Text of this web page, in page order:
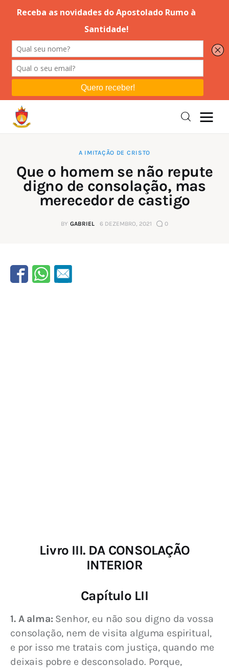
Editorial
Orações
Instruções
Espiritualidade
Catolicismo
Sobre
A IMITAÇÃO DE CRISTO
Que o homem se não repute
digno de consolação, mas
merecedor de castigo
BY GABRIEL 6 DEZEMBRO, 2021 0
Livro III. DA CONSOLAÇÃO
INTERIOR
Capítulo LII
1. A alma: Senhor, eu não sou digno da vossa
consolação, nem de visita alguma espiritual,
e por isso me tratais com justiça, quando me
deixais pobre e desconsolado. Porque,